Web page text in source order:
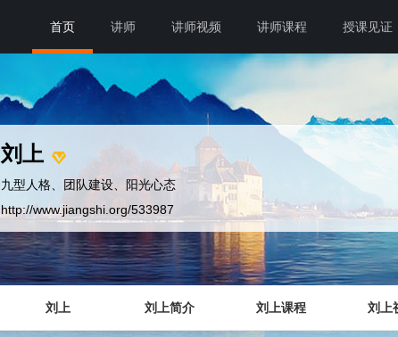
首页 讲师 讲师视频 讲师课程 授课见证
刘上
九型人格、团队建设、阳光心态
http://www.jiangshi.org/533987
刘上 刘上简介 刘上课程 刘上